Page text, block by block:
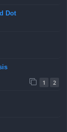
Dot
1 2